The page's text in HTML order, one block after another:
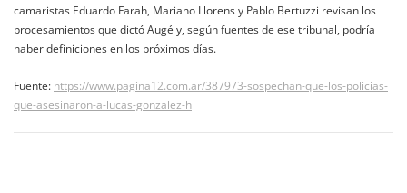
camaristas Eduardo Farah, Mariano Llorens y Pablo Bertuzzi revisan los
procesamientos que dictó Augé y, según fuentes de ese tribunal, podría
haber definiciones en los próximos días.
Fuente: https://www.pagina12.com.ar/387973-sospechan-que-los-policias-
que-asesinaron-a-lucas-gonzalez-h